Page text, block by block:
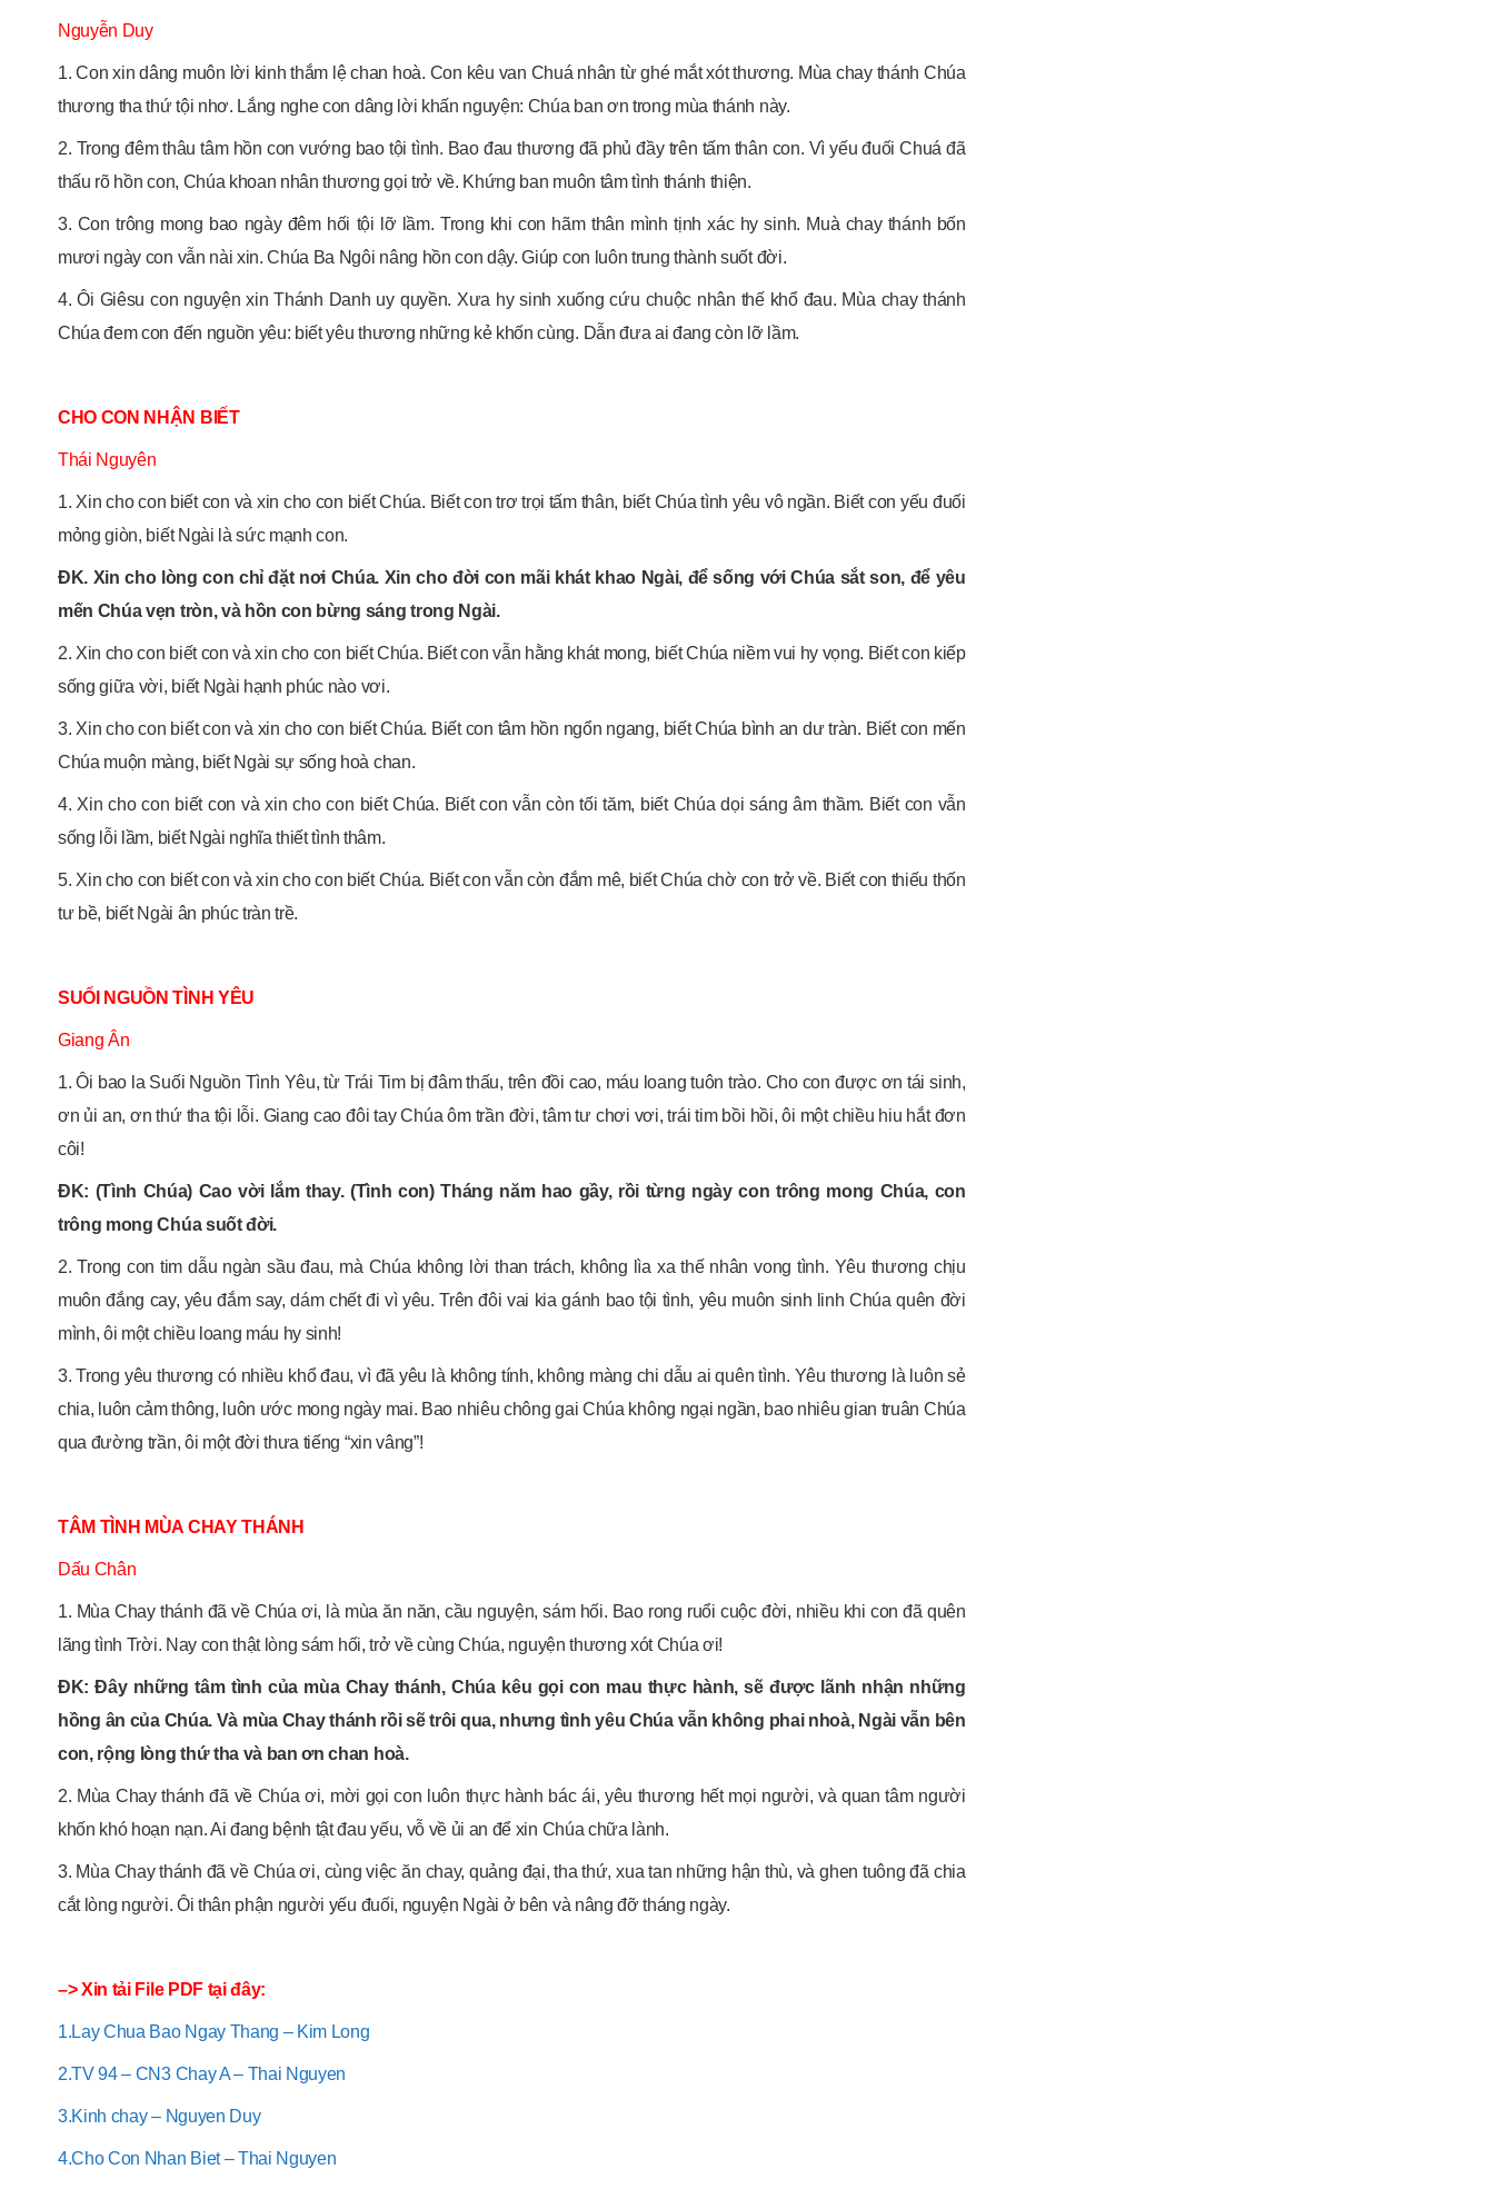
Nguyễn Duy
1. Con xin dâng muôn lời kinh thắm lệ chan hoà. Con kêu van Chuá nhân từ ghé mắt xót thương. Mùa chay thánh Chúa
thương tha thứ tội nhơ. Lắng nghe con dâng lời khấn nguyện: Chúa ban ơn trong mùa thánh này.
2. Trong đêm thâu tâm hồn con vướng bao tội tình. Bao đau thương đã phủ đầy trên tấm thân con. Vì yếu đuối Chuá đã
thấu rõ hồn con, Chúa khoan nhân thương gọi trở về. Khứng ban muôn tâm tình thánh thiện.
3. Con trông mong bao ngày đêm hối tội lỡ lầm. Trong khi con hãm thân mình tịnh xác hy sinh. Muà chay thánh bốn
mươi ngày con vẫn nài xin. Chúa Ba Ngôi nâng hồn con dậy. Giúp con luôn trung thành suốt đời.
4. Ôi Giêsu con nguyện xin Thánh Danh uy quyền. Xưa hy sinh xuống cứu chuộc nhân thế khổ đau. Mùa chay thánh
Chúa đem con đến nguồn yêu: biết yêu thương những kẻ khốn cùng. Dẫn đưa ai đang còn lỡ lầm.
CHO CON NHẬN BIẾT
Thái Nguyên
1. Xin cho con biết con và xin cho con biết Chúa. Biết con trơ trọi tấm thân, biết Chúa tình yêu vô ngần. Biết con yếu đuối
mỏng giòn, biết Ngài là sức mạnh con.
ĐK. Xin cho lòng con chỉ đặt nơi Chúa. Xin cho đời con mãi khát khao Ngài, để sống với Chúa sắt son, để yêu
mến Chúa vẹn tròn, và hồn con bừng sáng trong Ngài.
2. Xin cho con biết con và xin cho con biết Chúa. Biết con vẫn hằng khát mong, biết Chúa niềm vui hy vọng. Biết con kiếp
sống giữa vời, biết Ngài hạnh phúc nào vơi.
3. Xin cho con biết con và xin cho con biết Chúa. Biết con tâm hồn ngổn ngang, biết Chúa bình an dư tràn. Biết con mến
Chúa muộn màng, biết Ngài sự sống hoà chan.
4. Xin cho con biết con và xin cho con biết Chúa. Biết con vẫn còn tối tăm, biết Chúa dọi sáng âm thầm. Biết con vẫn
sống lỗi lầm, biết Ngài nghĩa thiết tình thâm.
5. Xin cho con biết con và xin cho con biết Chúa. Biết con vẫn còn đắm mê, biết Chúa chờ con trở về. Biết con thiếu thốn
tư bề, biết Ngài ân phúc tràn trề.
SUỐI NGUỒN TÌNH YÊU
Giang Ân
1. Ôi bao la Suối Nguồn Tình Yêu, từ Trái Tim bị đâm thấu, trên đồi cao, máu loang tuôn trào. Cho con được ơn tái sinh,
ơn ủi an, ơn thứ tha tội lỗi. Giang cao đôi tay Chúa ôm trần đời, tâm tư chơi vơi, trái tim bồi hồi, ôi một chiều hiu hắt đơn
côi!
ĐK: (Tình Chúa) Cao vời lắm thay. (Tình con) Tháng năm hao gầy, rồi từng ngày con trông mong Chúa, con
trông mong Chúa suốt đời.
2. Trong con tim dẫu ngàn sầu đau, mà Chúa không lời than trách, không lìa xa thế nhân vong tình. Yêu thương chịu
muôn đắng cay, yêu đắm say, dám chết đi vì yêu. Trên đôi vai kia gánh bao tội tình, yêu muôn sinh linh Chúa quên đời
mình, ôi một chiều loang máu hy sinh!
3. Trong yêu thương có nhiều khổ đau, vì đã yêu là không tính, không màng chi dẫu ai quên tình. Yêu thương là luôn sẻ
chia, luôn cảm thông, luôn ước mong ngày mai. Bao nhiêu chông gai Chúa không ngại ngần, bao nhiêu gian truân Chúa
qua đường trần, ôi một đời thưa tiếng “xin vâng”!
TÂM TÌNH MÙA CHAY THÁNH
Dấu Chân
1. Mùa Chay thánh đã về Chúa ơi, là mùa ăn năn, cầu nguyện, sám hối. Bao rong ruổi cuộc đời, nhiều khi con đã quên
lãng tình Trời. Nay con thật lòng sám hối, trở về cùng Chúa, nguyện thương xót Chúa ơi!
ĐK: Đây những tâm tình của mùa Chay thánh, Chúa kêu gọi con mau thực hành, sẽ được lãnh nhận những
hồng ân của Chúa. Và mùa Chay thánh rồi sẽ trôi qua, nhưng tình yêu Chúa vẫn không phai nhoà, Ngài vẫn bên
con, rộng lòng thứ tha và ban ơn chan hoà.
2. Mùa Chay thánh đã về Chúa ơi, mời gọi con luôn thực hành bác ái, yêu thương hết mọi người, và quan tâm người
khốn khó hoạn nạn. Ai đang bệnh tật đau yếu, vỗ về ủi an để xin Chúa chữa lành.
3. Mùa Chay thánh đã về Chúa ơi, cùng việc ăn chay, quảng đại, tha thứ, xua tan những hận thù, và ghen tuông đã chia
cắt lòng người. Ôi thân phận người yếu đuối, nguyện Ngài ở bên và nâng đỡ tháng ngày.
–> Xin tải File PDF tại đây:
1.Lay Chua Bao Ngay Thang – Kim Long
2.TV 94 – CN3 Chay A – Thai Nguyen
3.Kinh chay – Nguyen Duy
4.Cho Con Nhan Biet – Thai Nguyen